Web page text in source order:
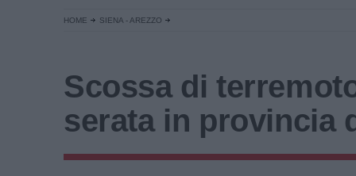
HOME SIENA - AREZZO
Scossa di
serata in provincia